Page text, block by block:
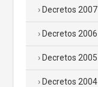
Decretos 2007
Decretos 2006
Decretos 2005
Decretos 2004